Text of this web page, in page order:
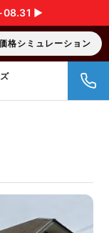
08.31 ▶︎
格シミュレーション